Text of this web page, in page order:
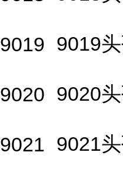
9019 9019
9020 9020
9021 9021